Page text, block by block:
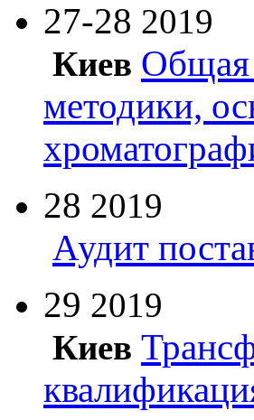
27-28 2019
Киев Общая
методики,
28 2019
Аудит
29 2019
Киев